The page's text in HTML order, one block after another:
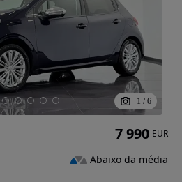
1 / 6
7 990 EUR
Abaixo da média